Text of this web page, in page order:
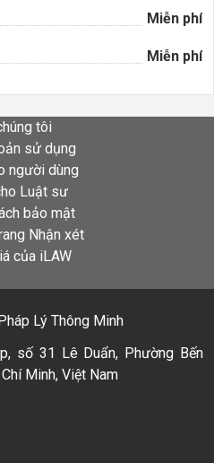
Miễn phí
Miễn phí
tôi
sử dụng
người dùng
Luật sư
bảo mật
Nhận xét
của iLAW
Lý Thông Minh
số 31 Lê Duẩn, Phường Bến
Minh, Việt Nam